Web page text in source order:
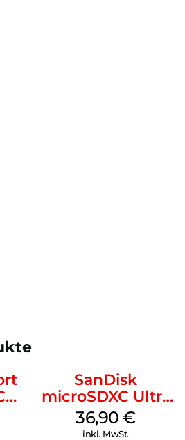
SanDisk
microSDXC Ultra
128 GB + Adapter
Mobile
36,90€
inkl. MwSt.